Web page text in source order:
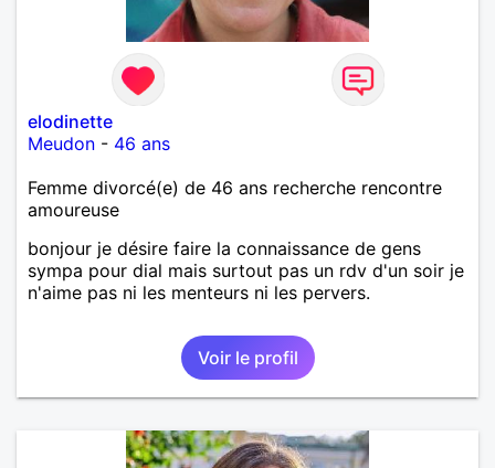
elodinette
Meudon - 46 ans
Femme divorcé(e) de 46 ans recherche rencontre
amoureuse
bonjour je désire faire la connaissance de gens
sympa pour dial mais surtout pas un rdv d'un soir je
n'aime pas ni les menteurs ni les pervers.
Voir le profil